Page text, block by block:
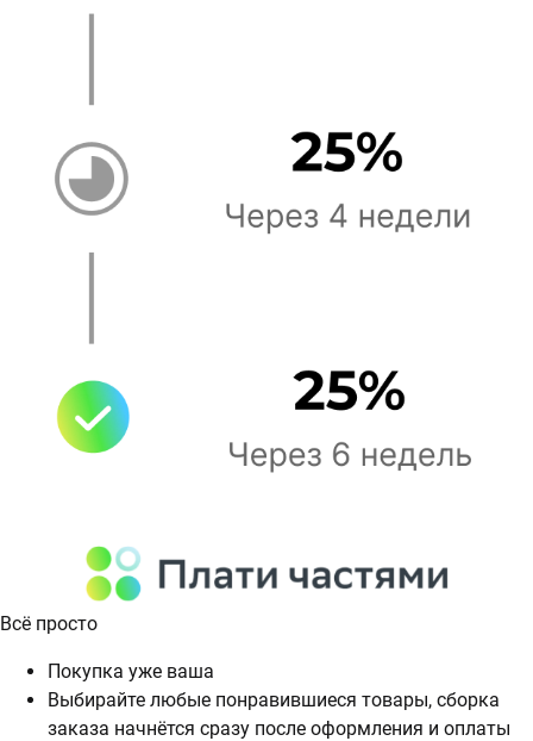
Всё просто
Покупка уже ваша
Выбирайте любые понравившиеся товары, сборка
заказа начнётся сразу после оформления и оплаты